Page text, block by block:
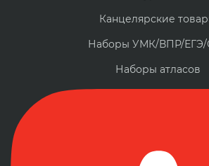
Канцелярские
Наборы УМК/ВПР/ЕГЭ/
Наборы атласов